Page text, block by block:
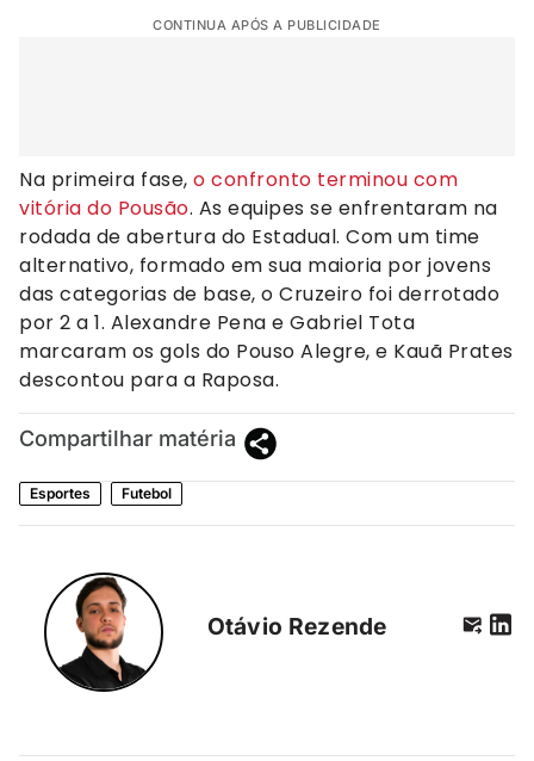
CONTINUA APÓS A PUBLICIDADE
Na primeira fase, o confronto terminou com
vitória do Pousão. As equipes se enfrentaram na
rodada de abertura do Estadual. Com um time
alternativo, formado em sua maioria por jovens
das categorias de base, o Cruzeiro foi derrotado
por 2 a 1. Alexandre Pena e Gabriel Tota
marcaram os gols do Pouso Alegre, e Kauã Prates
descontou para a Raposa.
Compartilhar matéria
Esportes Futebol
Otávio Rezende